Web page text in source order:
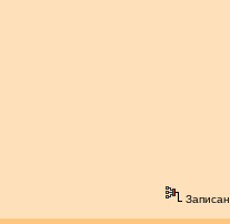
Записан